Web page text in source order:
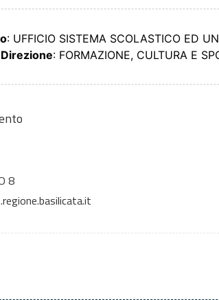
: UFFICIO SISTEMA SCOLASTICO ED
Direzione: FORMAZIONE, CULTURA E
8